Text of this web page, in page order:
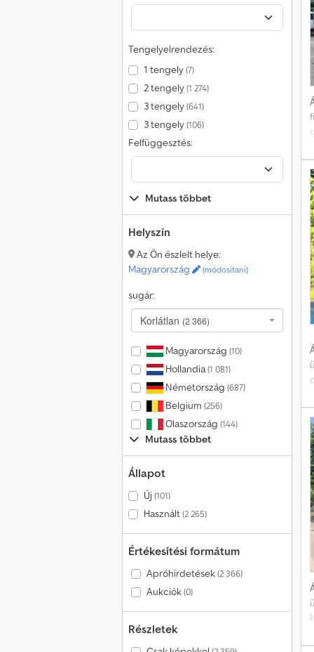
Tengelyelrendezés:
1 tengely(7)
2 tengely(1 274)
3 tengely(641)
3 tengely(106)
Felfüggesztés:
Mutass többet
Helyszín
Az Ön észlelt helye:
Magyarország
(módosítani)
sugár:
Korlátlan (2 366)
Magyarország (10)
Hollandia(1 081)
Németország (687)
Belgium (256)
Olaszország (144)
Mutass többet
Állapot
Új(101)
Használt(2 265)
Értékesítési formátum
Apróhirdetések(2 366)
Aukciók(0)
Részletek